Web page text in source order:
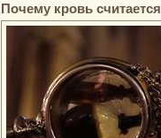
Почему кровь